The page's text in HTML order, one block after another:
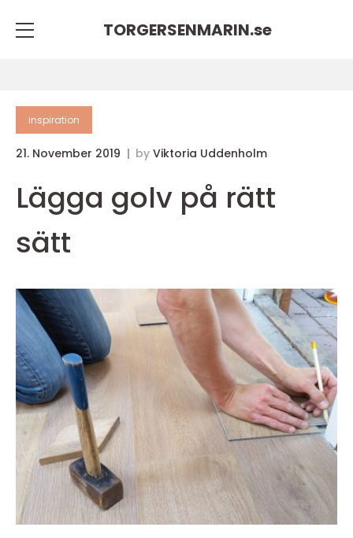
TORGERSENMARIN.se
inspiration
21. November 2019 by Viktoria Uddenholm
Lägga golv på rätt
sätt